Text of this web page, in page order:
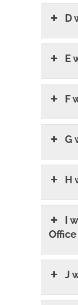
D
E
F
G
H
I
Office
J